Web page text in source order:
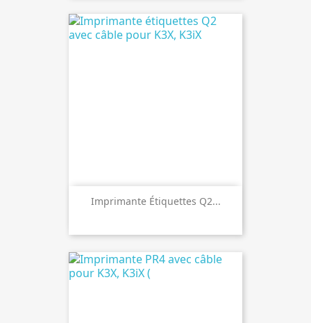
Imprimante Étiquettes Q2...